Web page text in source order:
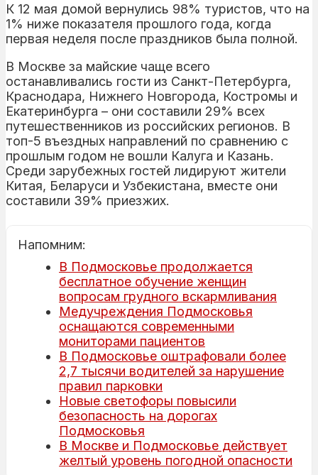
К 12 мая домой вернулись 98% туристов, что на
1% ниже показателя прошлого года, когда
первая неделя после праздников была полной.
В Москве за майские чаще всего
останавливались гости из Санкт-Петербурга,
Краснодара, Нижнего Новгорода, Костромы и
Екатеринбурга – они составили 29% всех
путешественников из российских регионов. В
топ-5 въездных направлений по сравнению с
прошлым годом не вошли Калуга и Казань.
Среди зарубежных гостей лидируют жители
Китая, Беларуси и Узбекистана, вместе они
составили 39% приезжих.
Напомним:
В Подмосковье продолжается
бесплатное обучение женщин
вопросам грудного вскармливания
Медучреждения Подмосковья
оснащаются современными
мониторами пациентов
В Подмосковье оштрафовали более
2,7 тысячи водителей за нарушение
правил парковки
Новые светофоры повысили
безопасность на дорогах
Подмосковья
В Москве и Подмосковье действует
желтый уровень погодной опасности